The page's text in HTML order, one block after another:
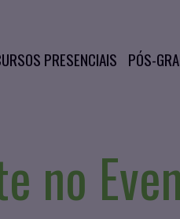
PRESENCIAIS PÓS-
no